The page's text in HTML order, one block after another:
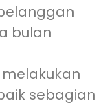
bulan
sebagian